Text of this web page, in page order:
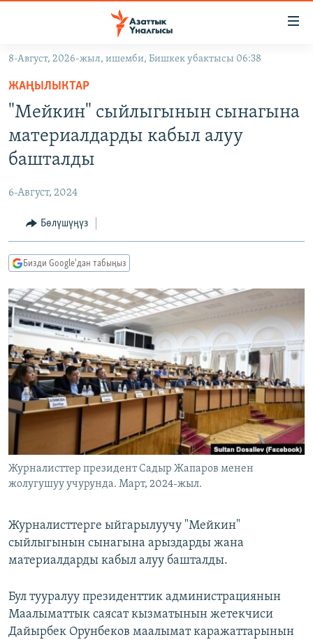
Навигацияга
өтүңүз
Издөөгө
салыңыз
КЫРГЫЗСТАН
МАДАНИЯТ
УКРАИНА
ТВ ПРОГРАММАЛАР
БҮГҮН АЗАТТЫКТА
ДАНИСТЕ
ЭЖЕ-СИҢДИЛЕР
АЗАТТЫК+
ЫҢГАЙСЫЗ СУРООЛОР
ПОДКАСТ
Русский
ОНЛАЙН ШЕРИНЕ
ЭЕ/АРнун бардык сайттары
8-Август, 2026-жыл, ишемби, Бишкек убактысы 06:38
ЖАҢЫЛЫКТАР
"Мейкин" сыйлыгынын сынагына
материалдарды кабыл алуу
башталды
6-Август, 2024
Бөлүшүңүз
Бизди Google'дан табыңыз
Журналисттер президент Садыр Жапаров менен
жолугушуу учурунда. Март, 2024-жыл.
Журналисттерге ыйгарылуучу "Мейкин"
сыйлыгынын сынагына арыздарды жана
материалдарды кабыл алуу башталды.
Бул тууралуу президенттик администрациянын
Маалыматтык саясат кызматынын жетекчиси
Дайырбек Орунбеков маалымат каражаттарынын